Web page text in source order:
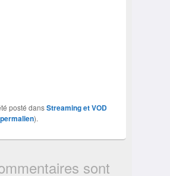
posté dansStreaming et VOD
permalien).
sont